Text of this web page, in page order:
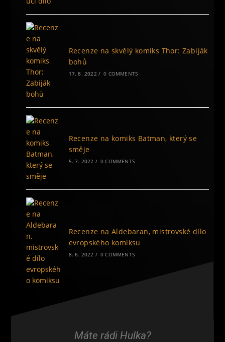
Recenze na skvělý komiks Thor: Zabiják
bohů
17. 8. 2022 / 0 COMMENTS
Recenze na komiks Batman, který se
směje
5. 7. 2022 / 0 COMMENTS
Recenze na Aldebaran, mistrovské dílo
evropského komiksu
8. 6. 2022 / 0 COMMENTS
Máte rádi Hulka?